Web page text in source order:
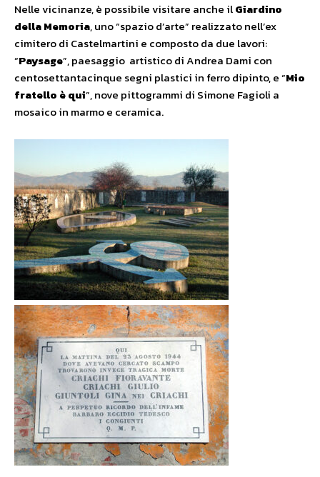
Nelle vicinanze, è possibile visitare anche ilGiardino
della Memoria, uno “spazio d’arte” realizzato nell’ex
cimitero di Castelmartini e composto da due lavori:
“Paysage”, paesaggio artistico di Andrea Dami con
centosettantacinque segni plastici in ferro dipinto, e “Mio
fratello è qui”, nove pittogrammi di Simone Fagioli a
mosaico in marmo e ceramica.